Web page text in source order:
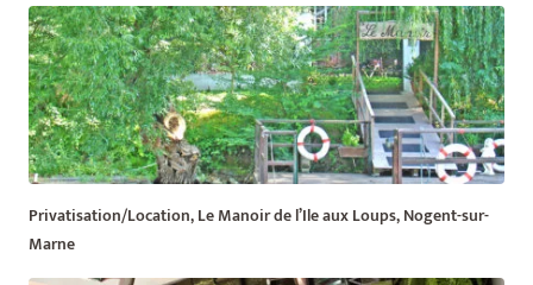
Privatisation/Location, Le Manoir de l’Ile aux Loups, Nogent-sur-
Marne